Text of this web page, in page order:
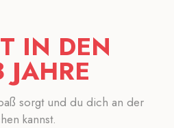
IN DEN
JAHRE
sorgt und du dich an der
kannst.